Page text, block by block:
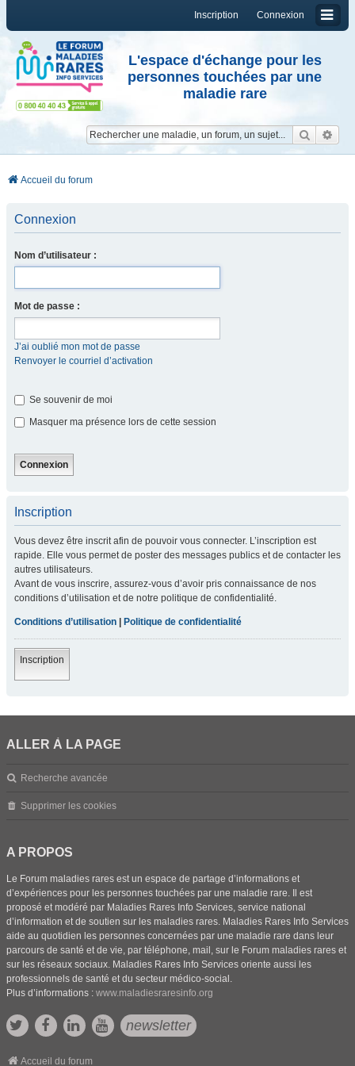
Connexion
Inscription
L'espace d'échange pour les
personnes touchées par une
maladie rare
Accueil du forum
Connexion
Nom d’utilisateur :
Mot de passe :
J’ai oublié mon mot de passe
Renvoyer le courriel d’activation
Se souvenir de moi
Masquer ma présence lors de cette session
Inscription
Vous devez être inscrit afin de pouvoir vous connecter. L’inscription est
rapide. Elle vous permet de poster des messages publics et de contacter les
autres utilisateurs.
Avant de vous inscrire, assurez-vous d’avoir pris connaissance de nos
conditions d’utilisation et de notre politique de confidentialité.
Conditions d’utilisation Politique de confidentialité
Inscription
ALLER À LA PAGE
Recherche avancée
Supprimer les cookies
A PROPOS
Le Forum maladies rares est un espace de partage d’informations et
d’expériences pour les personnes touchées par une maladie rare. Il est
proposé et modéré par Maladies Rares Info Services, service national
d’information et de soutien sur les maladies rares. Maladies Rares Info Services
aide au quotidien les personnes concernées par une maladie rare dans leur
parcours de santé et de vie, par téléphone, mail, sur le Forum maladies rares et
sur les réseaux sociaux. Maladies Rares Info Services oriente aussi les
professionnels de santé et du secteur médico-social.
Plus d’informations : www.maladiesraresinfo.org
newsletter
Accueil du forum